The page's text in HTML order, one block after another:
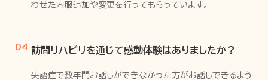
わせた内服追加や変更を行ってもらっています。
04 訪問リハビリを通じて感動体験はありましたか？
失語症で数年間お話しができなかった方がお話しできるよう